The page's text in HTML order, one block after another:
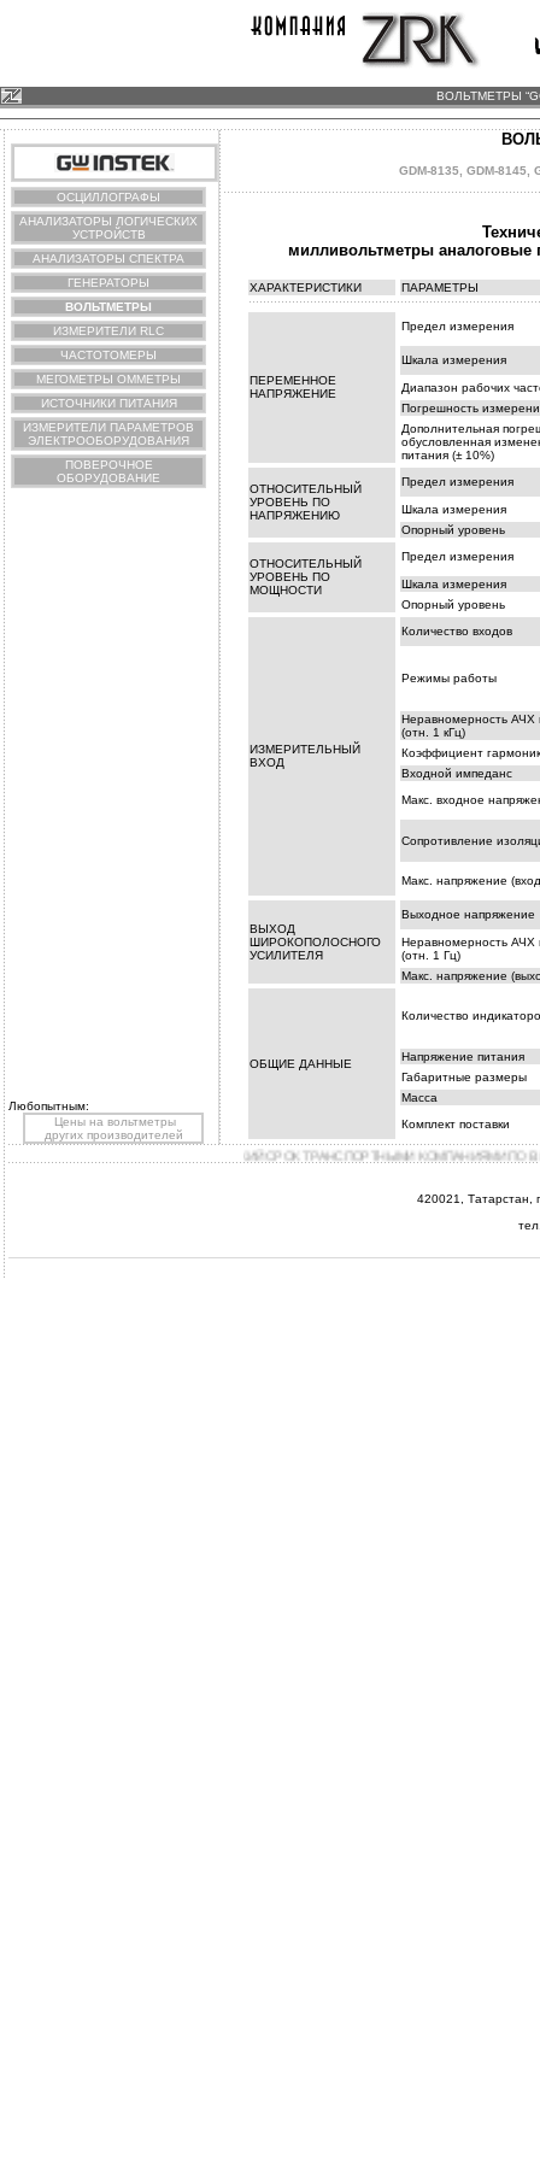
ВОЛЬТМЕТРЫ
ОСЦИЛЛОГРАФЫ
АНАЛИЗАТОРЫ ЛОГИЧЕСКИХ
УСТРОЙСТВ
АНАЛИЗАТОРЫ СПЕКТРА
ГЕНЕРАТОРЫ
ВОЛЬТМЕТРЫ
ИЗМЕРИТЕЛИ RLC
ЧАСТОТОМЕРЫ
МЕГОМЕТРЫ ОММЕТРЫ
ИСТОЧНИКИ ПИТАНИЯ
ИЗМЕРИТЕЛИ ПАРАМЕТРОВ
ЭЛЕКТРООБОРУДОВАНИЯ
ПОВЕРОЧНОЕ
ОБОРУДОВАНИЕ
GDM-8135, GDM-8145,
милливольтметры аналоговые
ХАРАКТЕРИСТИКИ ПАРАМЕТРЫ
ПЕРЕМЕННОЕ
НАПРЯЖЕНИЕ
Предел измерения
Шкала измерения
Диапазон рабочих
Погрешность
Дополнительная
обусловленная
питания (± 10%)
ОТНОСИТЕЛЬНЫЙ
УРОВЕНЬ ПО
НАПРЯЖЕНИЮ
Предел измерения
Шкала измерения
Опорный уровень
ОТНОСИТЕЛЬНЫЙ
УРОВЕНЬ ПО
МОЩНОСТИ
Предел измерения
Шкала измерения
Опорный уровень
ИЗМЕРИТЕЛЬНЫЙ
ВХОД
Количество входов
Режимы работы
Неравномерность АЧХ
(отн. 1 кГц)
Коэффициент
Входной импеданс
Макс. входное
Сопротивление
Макс. напряжение
ВЫХОД
ШИРОКОПОЛОСНОГО
УСИЛИТЕЛЯ
Выходное напряжение
Неравномерность АЧХ
(отн. 1 Гц)
Макс. напряжение
ОБЩИЕ ДАННЫЕ
Количество
Напряжение питания
Габаритные размеры
Масса
Комплект поставки
Любопытным:
Цены на вольтметры
других производителей
CO., LTD” ОСУЩЕСТВЛЯЕТСЯ В КОРОТКИЙ СРОК ТРАНСПОРТНЫМИ КОМПАНИЯМИ
420021, Татарстан,